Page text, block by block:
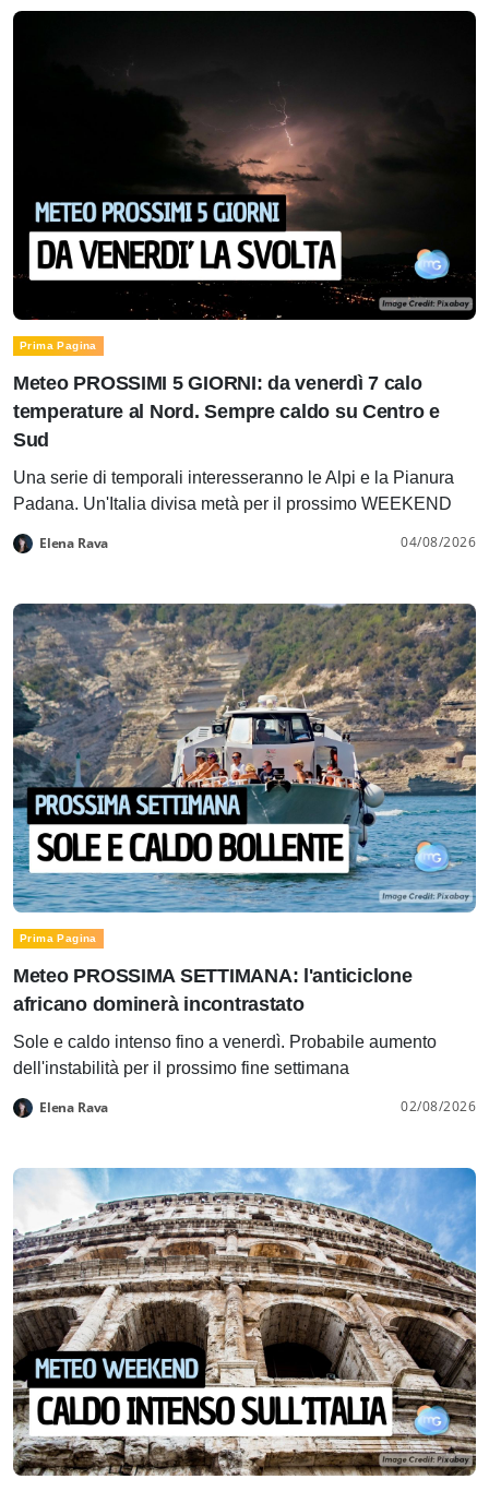
Prima Pagina
Meteo PROSSIMI 5 GIORNI: da venerdì 7 calo
temperature al Nord. Sempre caldo su Centro e
Sud
Una serie di temporali interesseranno le Alpi e la Pianura
Padana. Un'Italia divisa metà per il prossimo WEEKEND
Elena Rava 04/08/2026
Prima Pagina
Meteo PROSSIMA SETTIMANA: l'anticiclone
africano dominerà incontrastato
Sole e caldo intenso fino a venerdì. Probabile aumento
dell'instabilità per il prossimo fine settimana
Elena Rava 02/08/2026